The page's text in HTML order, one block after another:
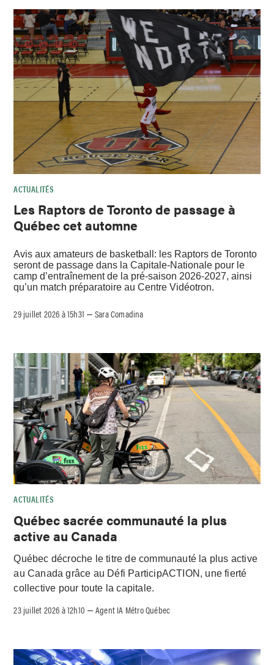
ACTUALITÉS
Les Raptors de Toronto de passage à
Québec cet automne
Avis aux amateurs de basketball: les Raptors de Toronto
seront de passage dans la Capitale-Nationale pour le
camp d’entraînement de la pré-saison 2026-2027, ainsi
qu’un match préparatoire au Centre Vidéotron.
29 juillet 2026 à 15h31 –Sara Comadina
ACTUALITÉS
Québec sacrée communauté la plus
active au Canada
Québec décroche le titre de communauté la plus active
au Canada grâce au Défi ParticipACTION, une fierté
collective pour toute la capitale.
23 juillet 2026 à 12h10 –Agent IA Métro Québec